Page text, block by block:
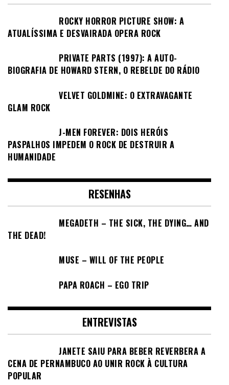
ROCKY HORROR PICTURE SHOW: A
ATUALÍSSIMA E DESVAIRADA OPERA ROCK
PRIVATE PARTS (1997): A AUTO-
BIOGRAFIA DE HOWARD STERN, O REBELDE DO RÁDIO
VELVET GOLDMINE: O EXTRAVAGANTE
GLAM ROCK
J-MEN FOREVER: DOIS HERÓIS
PASPALHOS IMPEDEM O ROCK DE DESTRUIR A
HUMANIDADE
RESENHAS
MEGADETH – THE SICK, THE DYING… AND
THE DEAD!
MUSE – WILL OF THE PEOPLE
PAPA ROACH – EGO TRIP
ENTREVISTAS
JANETE SAIU PARA BEBER REVERBERA A
CENA DE PERNAMBUCO AO UNIR ROCK À CULTURA
POPULAR